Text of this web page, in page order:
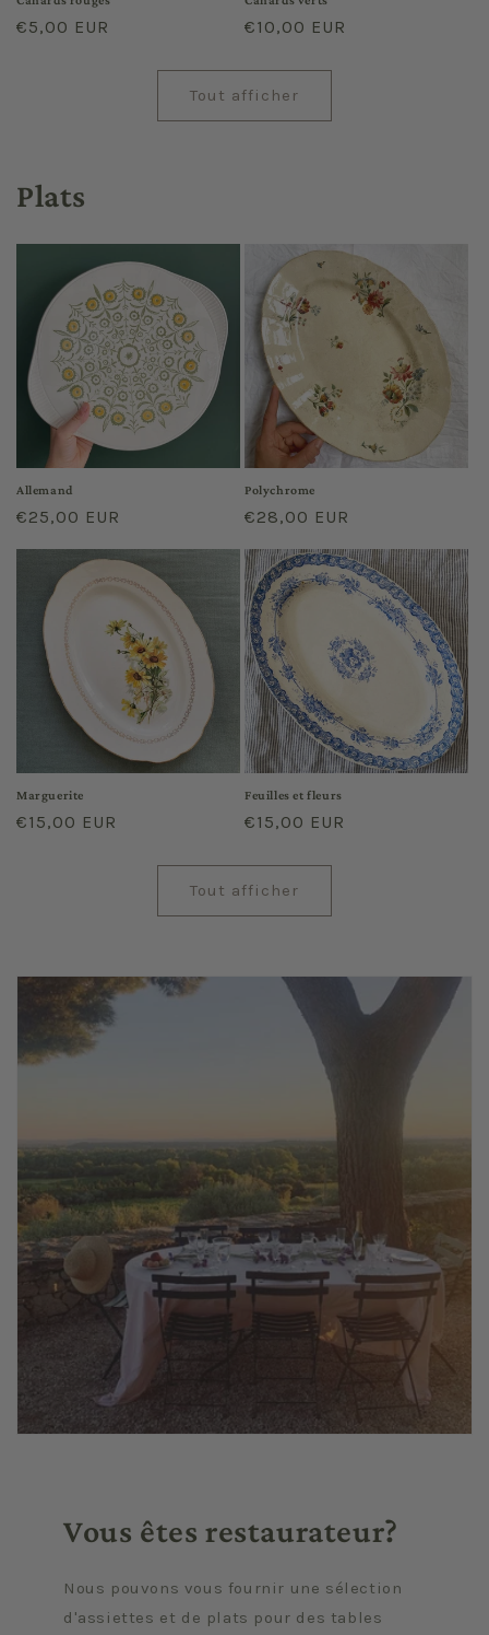
Prix
€5,00 EUR
Prix
€10,00 EUR
Tout afficher
Plats
Allemand
Prix
€25,00 EUR
Polychrome
Prix
€28,00 EUR
Marguerite
Prix
€15,00 EUR
Feuilles et fleurs
Prix
€15,00 EUR
Tout afficher
Vous êtes restaurateur?
Nous pouvons vous fournir une sélection
d'assiettes et de plats pour des tables